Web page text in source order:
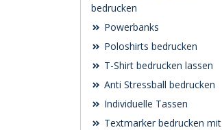
bedrucken
Powerbanks
Poloshirts bedrucken
T-Shirt bedrucken lassen
Anti Stressball bedrucken
Individuelle Tassen
Textmarker bedrucken mit